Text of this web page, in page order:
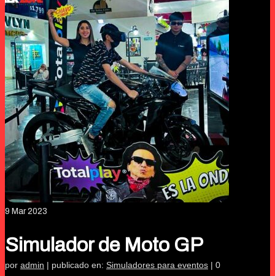
9 Mar 2023
Simulador de Moto GP
por admin | publicado en: Simuladores para eventos | 0